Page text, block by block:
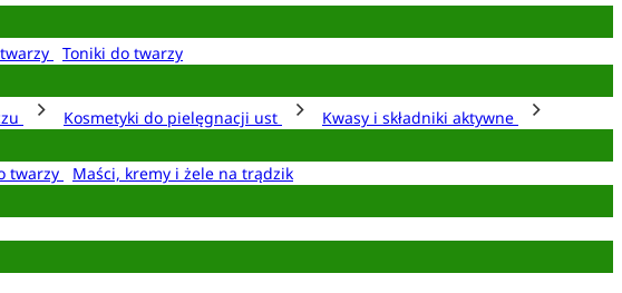
Toniki do twarzy
Kosmetyki do pielęgnacji ust
Kwasy i składniki aktywne
twarzy
Maści, kremy i żele na trądzik